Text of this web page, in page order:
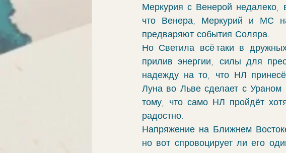
Меркурия с Венерой недалеко,
что Венера, Меркурий и МС
предваряют события Соляра.
Но Светила всё-таки в
прилив энергии, силы для
надежду на то, что НЛ
Луна во Льве сделает с Ураном
тому, что само НЛ пройдёт
радостно.
Напряжение на Ближнем
но вот спровоцирует ли его